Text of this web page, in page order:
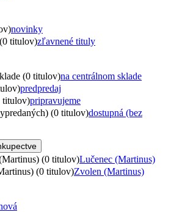
novinky
titulov)zľavnené tituly
(0 titulov)na centrálnom sklade
predpredaj
titulov)pripravujeme
(0 titulov)dostupná (bez
(0 titulov)Lučenec (Martinus)
(0 titulov)Zvolen (Martinus)